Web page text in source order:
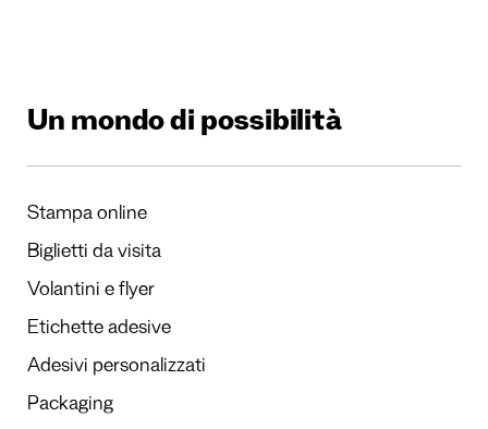
Un mondo di possibilità
Stampa online
Biglietti da visita
Volantini e flyer
Etichette adesive
Adesivi personalizzati
Packaging